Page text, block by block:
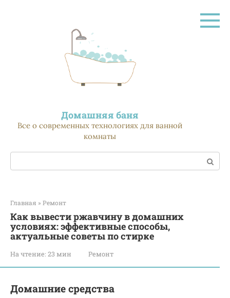
Домашняя баня
Все о современных технологиях для ванной
комнаты
Поиск:
Главная » Ремонт
Как вывести ржавчину в домашних
условиях: эффективные способы,
актуальные советы по стирке
На чтение: 23 мин Ремонт
Домашние средства